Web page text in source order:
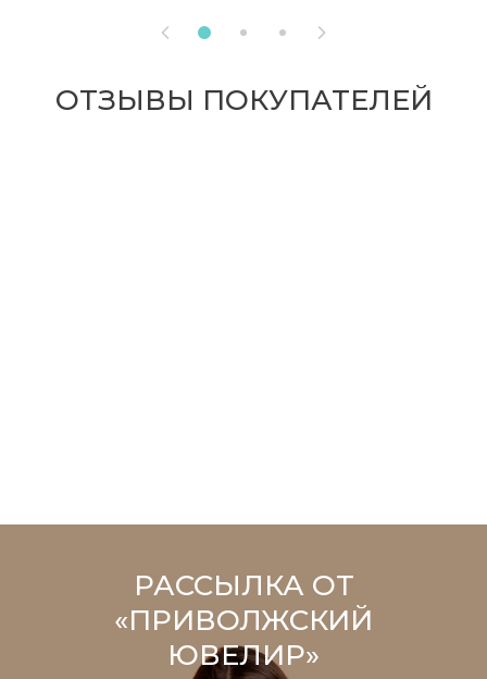
 
ОТЗЫВЫ ПОКУПАТЕЛЕЙ
РАССЫЛКА ОТ
«ПРИВОЛЖСКИЙ
ЮВЕЛИР»